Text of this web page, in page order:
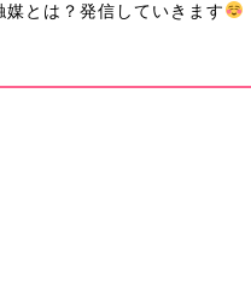
とは？発信していきます